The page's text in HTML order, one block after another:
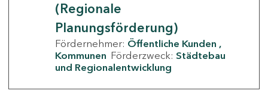
(Regionale
Planungsförderung)
Fördernehmer: Öffentliche Kunden
Kommunen Förderzweck: Städtebau
und Regionalentwicklung